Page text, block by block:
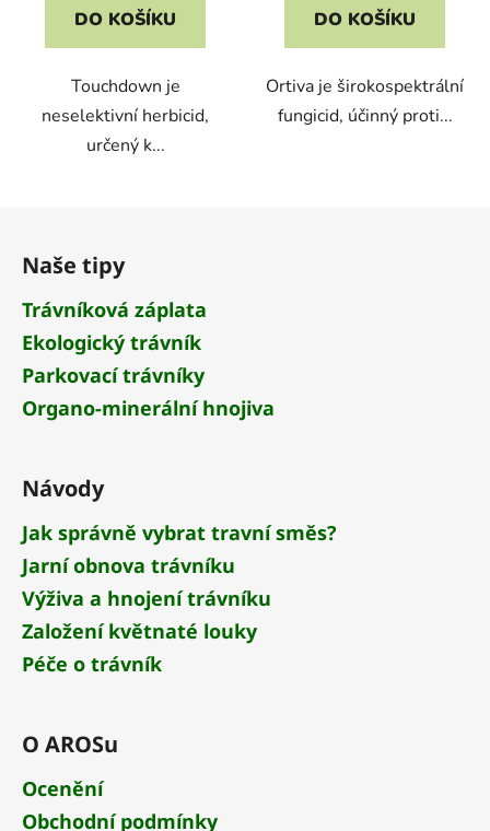
DO KOŠÍKU
Touchdown je
neselektivní herbicid,
určený k...
DO KOŠÍKU
Ortiva je širokospektrální
fungicid, účinný proti...
Naše tipy
Trávníková záplata
Ekologický trávník
Parkovací trávníky
Organo-minerální hnojiva
Návody
Jak správně vybrat travní směs?
Jarní obnova trávníku
Výživa a hnojení trávníku
Založení květnaté louky
Péče o trávník
O AROSu
Ocenění
Obchodní podmínky